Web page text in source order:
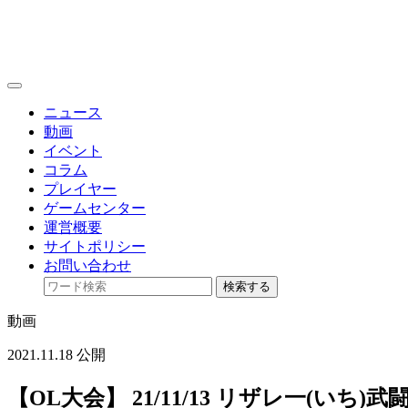
toggle
ニュース
動画
イベント
コラム
プレイヤー
ゲームセンター
運営概要
サイトポリシー
お問い合わせ
検索する
動画
2021.11.18 公開
【OL大会】 21/11/13 リザレ一(いち)武